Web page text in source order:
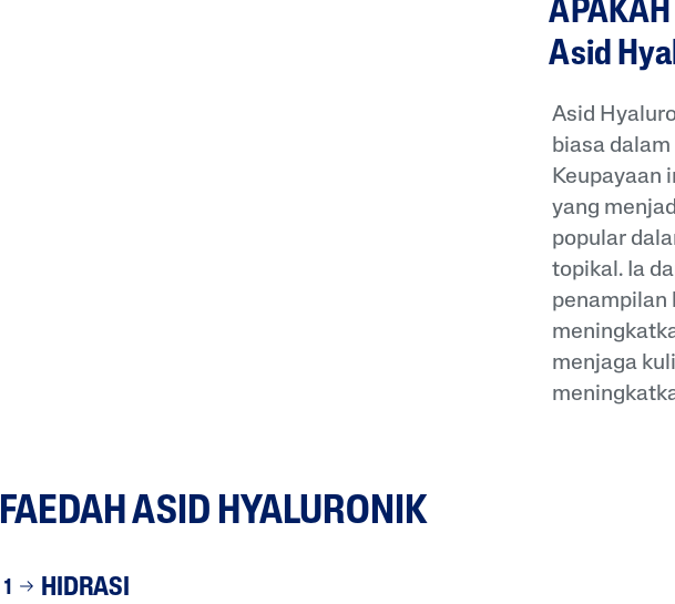
Asid
Asid
biasa
Keupayaan
yang
popular
topikal. Ia
penampilan
menjaga
FAEDAH ASID HYALURONIK
1 HIDRASI